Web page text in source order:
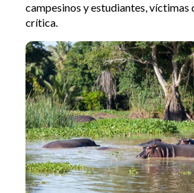
campesinos y estudiantes, víctimas
crítica.